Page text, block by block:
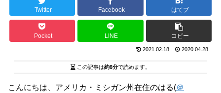
Twitter Facebook はてブ
Pocket LINE コピー
2021.02.18 2020.04.28
この記事は約6分で読めます。
こんにちは、アメリカ・ミシガン州在住のはる(＠